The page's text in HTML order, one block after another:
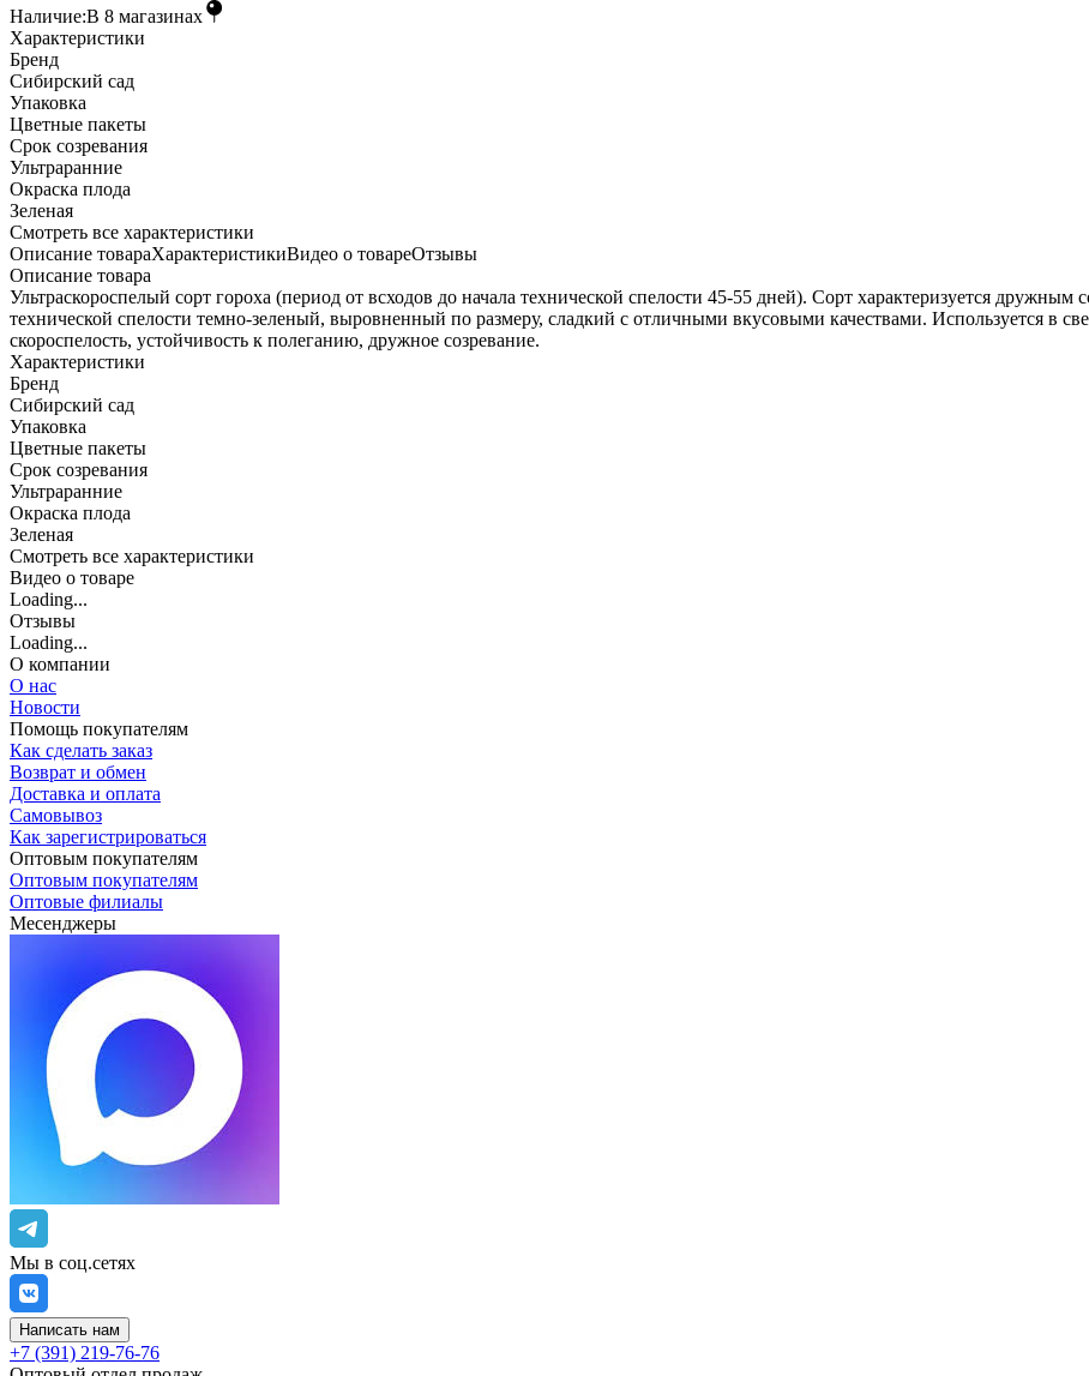
Наличие:В 8 магазинах
Характеристики
Бренд
Сибирский сад
Упаковка
Цветные пакеты
Срок созревания
Ультраранние
Окраска плода
Зеленая
Cмотреть все характеристики
Описание товараХарактеристикиВидео о товареОтзывы
Описание товара
Ультраскороспелый сорт гороха (период от всходов до начала технической спелости 45-55 дней). Сорт характеризуется
технической спелости темно-зеленый, выровненный по размеру, сладкий с отличными вкусовыми качествами. Используется в
скороспелость, устойчивость к полеганию, дружное созревание.
Характеристики
Бренд
Сибирский сад
Упаковка
Цветные пакеты
Срок созревания
Ультраранние
Окраска плода
Зеленая
Cмотреть все характеристики
Видео о товаре
Loading...
Отзывы
Loading...
О компании
О нас
Новости
Помощь покупателям
Как сделать заказ
Возврат и обмен
Доставка и оплата
Самовывоз
Как зарегистрироваться
Оптовым покупателям
Оптовым покупателям
Оптовые филиалы
Месенджеры
Мы в соц.сетях
Написать нам
+7 (391) 219-76-76